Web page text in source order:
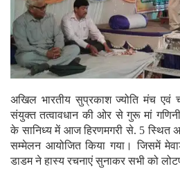
अखिल भारतीय सुप्रकाश ज्योति मंच
संयुक्त तत्वावधान की ओर से गुरू मां गणिनी
के सानिध्य में आज हिरणमगरी से. 5 स्थित
सम्मेलन आयोजित किया गया। जिसमें
डाडम ने हास्य रचनाएं सुनाकर सभी को